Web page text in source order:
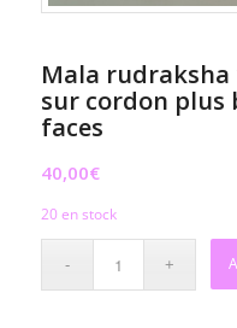
Mala rudraksha
sur cordon plus
faces
40,00€
20 en stock